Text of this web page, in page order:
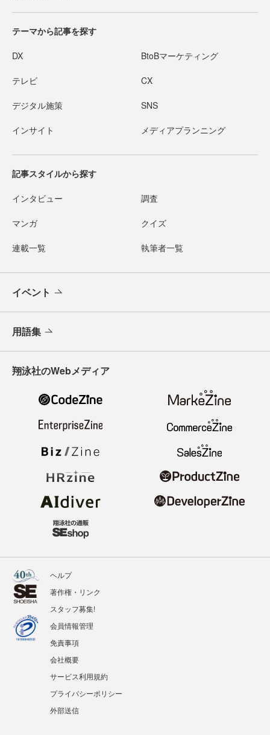
テーマから記事を探す
DX BtoBマーケティング
テレビ CX
デジタル施策 SNS
インサイト メディアプランニング
記事スタイルから探す
インタビュー 調査
マンガ クイズ
連載一覧 執筆者一覧
イベント
用語集
翔泳社のWebメディア
ヘルプ
著作権・リンク
スタッフ募集!
会員情報管理
免責事項
会社概要
サービス利用規約
プライバシーポリシー
外部送信